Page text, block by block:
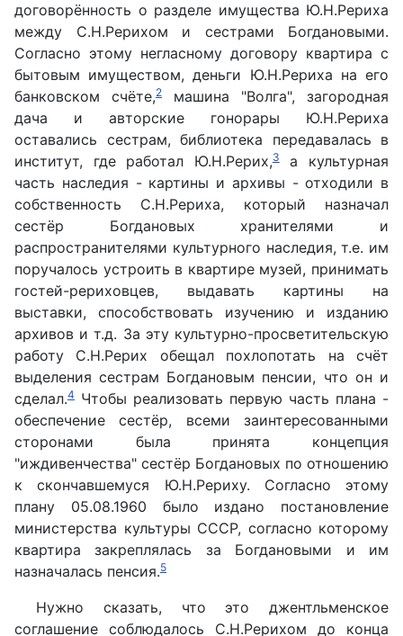
договорённость о разделе имущества Ю.Н.Рериха
между С.Н.Рерихом и сестрами Богдановыми.
Согласно этому негласному договору квартира с
бытовым имуществом, деньги Ю.Н.Рериха на его
банковском счёте,2
машина "Волга", загородная
дача и авторские гонорары Ю.Н.Рериха
оставались сестрам, библиотека передавалась в
институт, где работал Ю.Н.Рерих,3а культурная
часть наследия - картины и архивы - отходили в
собственность С.Н.Рериха, который назначал
сестёр Богдановых хранителями и
распространителями культурного наследия, т.е. им
поручалось устроить в квартире музей, принимать
гостей-рериховцев, выдавать картины на
выставки, способствовать изучению и изданию
архивов и т.д. За эту культурно-просветительскую
работу С.Н.Рерих обещал похлопотать на счёт
выделения сестрам Богдановым пенсии, что он и
сделал.4 Чтобы реализовать первую часть плана -
обеспечение сестёр, всеми заинтересованными
сторонами была принята концепция
"иждивенчества" сестёр Богдановых по отношению
к скончавшемуся Ю.Н.Рериху. Согласно этому
плану 05.08.1960 было издано постановление
министерства культуры СССР, согласно которому
квартира закреплялась за Богдановыми и им
назначалась пенсия.5
Нужно сказать, что это джентльменское
соглашение соблюдалось С.Н.Рерихом до конца